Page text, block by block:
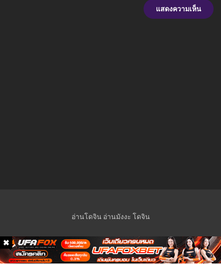
อ่านโดจิน อ่านมังงะ โดจิน
© 2023 Manga-Lc Inc. All rights reserved